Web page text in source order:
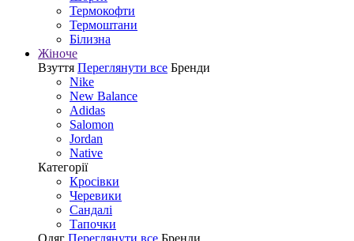
Термокофти
Термоштани
Білизна
Жіноче
Взуття Переглянути все Бренди
Nike
New Balance
Adidas
Salomon
Jordan
Native
Категорії
Кросівки
Черевики
Сандалі
Tапочки
Одяг Переглянути все Бренди